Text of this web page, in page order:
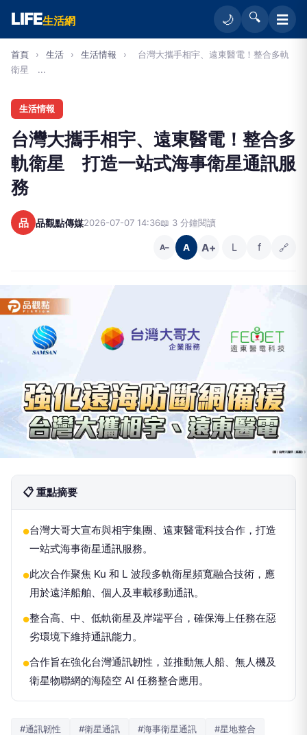
LIFE生活網 🌙 🔍 ☰
首頁 › 生活 › 生活情報 ›
台灣大攜手相宇、遠東醫電！整合多軌
衛星 ...
生活情報
台灣大攜手相宇、遠東醫電！整合多
軌衛星 打造一站式海事衛星通訊服
務
品 品觀點傳媒2026-07-07 14:36📖 3 分鐘閱讀
A− A A+ L f 🔗
📋 重點摘要
●台灣大哥大宣布與相宇集團、遠東醫電科技合作，打造
一站式海事衛星通訊服務。
●此次合作聚焦 Ku 和 L 波段多軌衛星頻寬融合技術，應
用於遠洋船舶、個人及車載移動通訊。
●整合高、中、低軌衛星及岸端平台，確保海上任務在惡
劣環境下維持通訊能力。
●合作旨在強化台灣通訊韌性，並推動無人船、無人機及
衛星物聯網的海陸空 AI 任務整合應用。
#通訊韌性 #衛星通訊 #海事衛星通訊 #星地整合